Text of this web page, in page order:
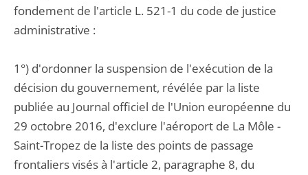
fondement de l'article L. 521-1 du code de justice
administrative :
1°) d'ordonner la suspension de l'exécution de la
décision du gouvernement, révélée par la liste
publiée au Journal officiel de l'Union européenne du
29 octobre 2016, d'exclure l'aéroport de La Môle -
Saint-Tropez de la liste des points de passage
frontaliers visés à l'article 2, paragraphe 8, du